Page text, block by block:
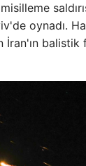
oynadı.
İran'ın balistik